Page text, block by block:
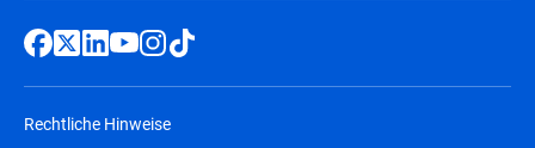
Rechtliche Hinweise